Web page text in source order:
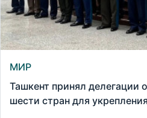
МИР
Ташкент принял делегации
шести стран для